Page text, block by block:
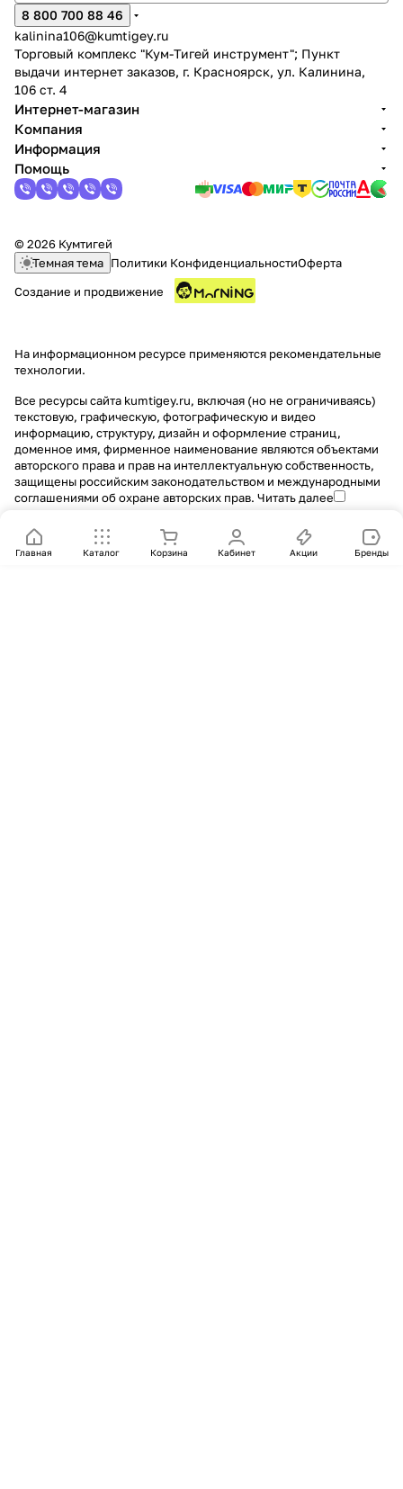
Главная Каталог Корзина Кабинет Акции Бренды
8 800 700 88 46
kalinina106@kumtigey.ru
Торговый комплекс "Кум-Тигей инструмент"; Пункт
выдачи интернет заказов, г. Красноярск, ул. Калинина,
106 ст. 4
Интернет-магазин
Компания
Информация
Помощь
© 2026 Кумтигей
Темная тема Политики КонфиденциальностиОферта
Создание и продвижение
На информационном ресурсе применяются рекомендательные
технологии.
Все ресурсы сайта kumtigey.ru, включая (но не ограничиваясь)
текстовую, графическую, фотографическую и видео
информацию, структуру, дизайн и оформление страниц,
доменное имя, фирменное наименование являются объектами
авторского права и прав на интеллектуальную собственность,
защищены российским законодательством и международными
соглашениями об охране авторских прав. Читать далее